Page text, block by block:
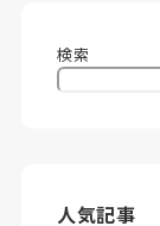
検索
人気記事